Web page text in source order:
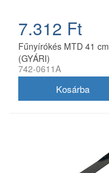
7.312 Ft
Fűnyírókés MTD 41 cm
(GYÁRI)
742-0611A